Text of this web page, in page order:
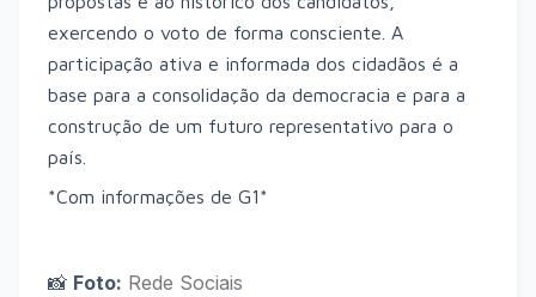
exercendo o voto de forma consciente. A
participação ativa e informada dos cidadãos é a
base para a consolidação da democracia e para a
construção de um futuro representativo para o
país.
*Com informações de G1*
📸 Foto: Rede Sociais